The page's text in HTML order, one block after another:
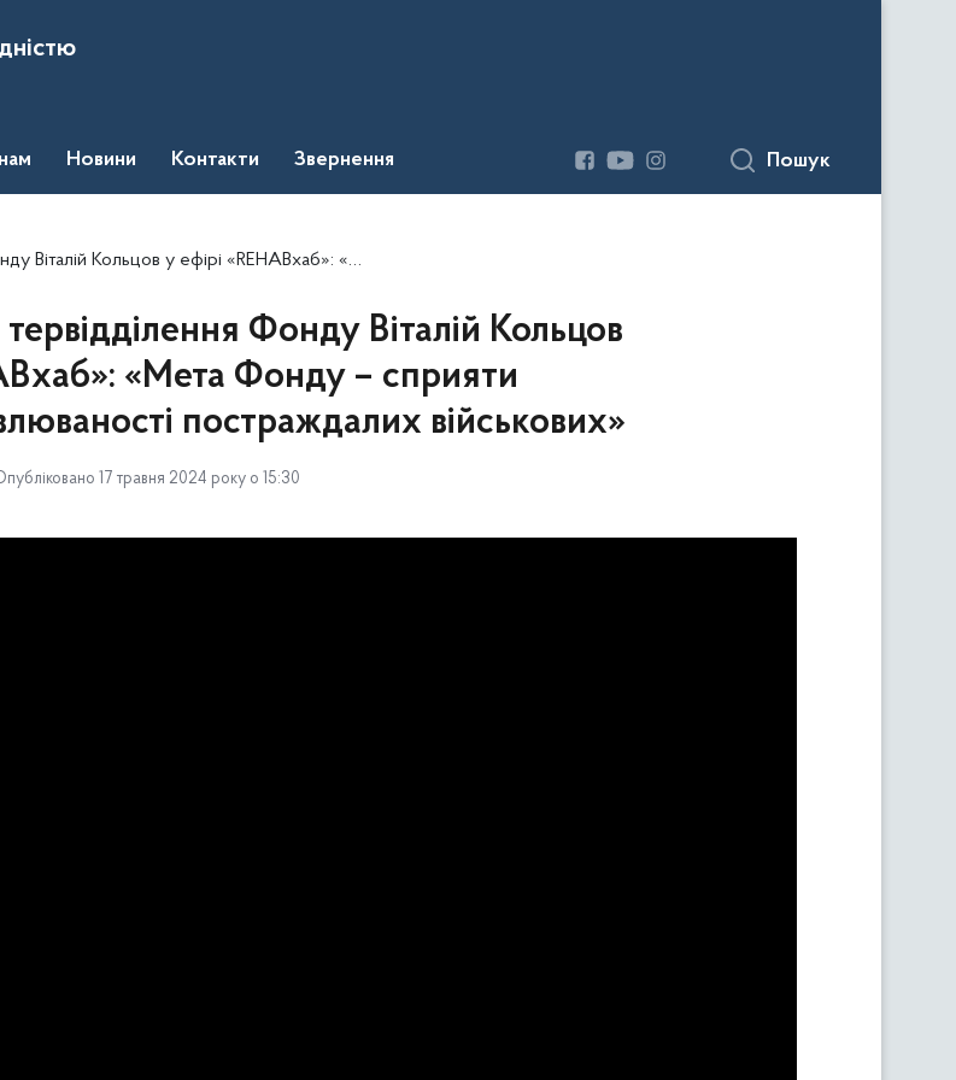
Новини Контакти Звернення Пошук
«Мета Фонду – сприяти максимальній відновлюваності постраждалих військових»
Фонду Віталій Кольцов
«Мета Фонду – сприяти
постраждалих військових»
17 травня 2024 року о 15:30